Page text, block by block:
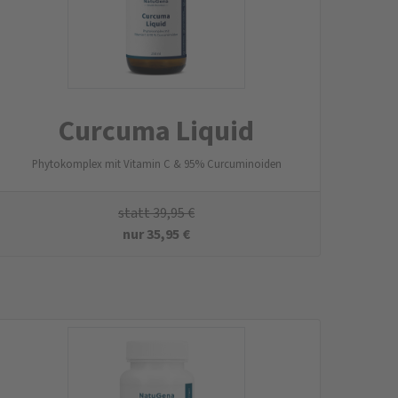
Curcuma Liquid
Phytokomplex mit Vitamin C & 95% Curcuminoiden
statt39,95€
nur35,95 €